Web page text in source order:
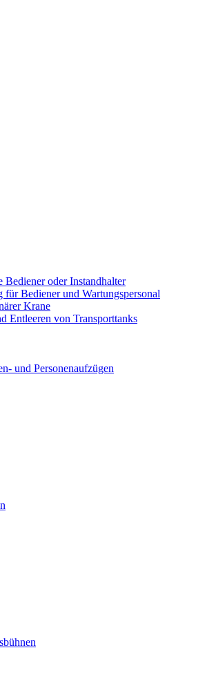
Bediener oder Instandhalter
Bediener und Wartungspersonal
Krane
Entleeren von Transporttanks
und Personenaufzügen